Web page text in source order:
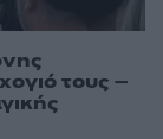
τους –